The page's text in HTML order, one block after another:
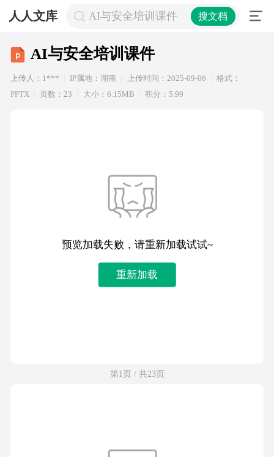
人人文库 AI与安全培训课件 搜文档
AI与安全培训课件
上传人：1*** IP属地：湖南 上传时间：2025-09-06
格式：
PPTX
页数：23 大小：6.15MB 积分：5.99
预览加载失败，请重新加载试试~
重新加载
第1页 / 共23页